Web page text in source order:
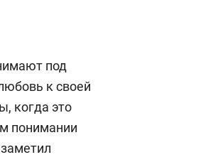
под
к своей
когда это
понимании